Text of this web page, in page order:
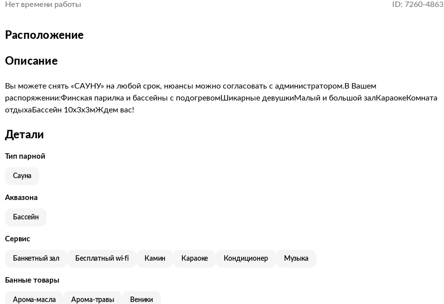
Нет времени работы ID: 7260-4863
Расположение
Описание
Вы можете снять «САУНУ» на любой срок, нюансы можно согласовать с администратором.В Вашем
распоряжении:Финская парилка и бассейны с подогревомШикарные девушкиМалый и большой залКараокеКомната
отдыхаБассейн 10x3x3мЖдем вас!
Детали
Тип парной
Сауна
Аквазона
Бассейн
Сервис
Банкетный зал Бесплатный wi-fi Камин Караоке Кондиционер Музыка
Банные товары
Арома-масла Арома-травы Веники